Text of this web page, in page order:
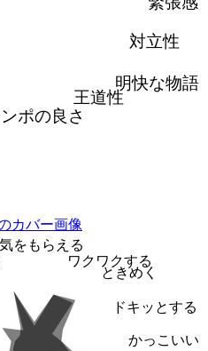
対立性
明快な物語
王道性
ポの良さ
をもらえる
ワクワクする
ときめく
ドキッとする
かっこいい